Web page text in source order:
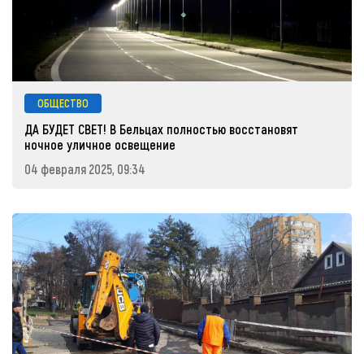
ОБЩЕСТВО
ДА БУДЕТ СВЕТ! В Бельцах полностью восстановят
ночное уличное освещение
04 февраля 2025, 09:34